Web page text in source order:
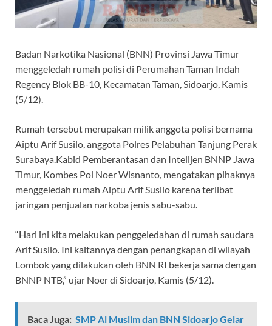
Badan Narkotika Nasional (BNN) Provinsi Jawa Timur
menggeledah rumah polisi di Perumahan Taman Indah
Regency Blok BB-10, Kecamatan Taman, Sidoarjo, Kamis
(5/12).
Rumah tersebut merupakan milik anggota polisi bernama
Aiptu Arif Susilo, anggota Polres Pelabuhan Tanjung Perak
Surabaya.Kabid Pemberantasan dan Intelijen BNNP Jawa
Timur, Kombes Pol Noer Wisnanto, mengatakan pihaknya
menggeledah rumah Aiptu Arif Susilo karena terlibat
jaringan penjualan narkoba jenis sabu-sabu.
“Hari ini kita melakukan penggeledahan di rumah saudara
Arif Susilo. Ini kaitannya dengan penangkapan di wilayah
Lombok yang dilakukan oleh BNN RI bekerja sama dengan
BNNP NTB,” ujar Noer di Sidoarjo, Kamis (5/12).
Baca Juga: SMP Al Muslim dan BNN Sidoarjo Gelar